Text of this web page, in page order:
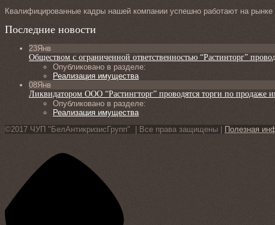
Квалифицированные кадры нашей компании успешно работают на рынке
Последние новости
23Янв
Обществом с ограниченной ответственностью “Растинторг”
Опубликовано в разделе:
Реализация имущества
08Янв
Ликвидатором ООО “Растингторг” проводятся торги по продаже
Опубликовано в разделе:
Реализация имущества
©2017 ЧУП "БелАнтикризисГрупп" | Все права защищены |
Полезная